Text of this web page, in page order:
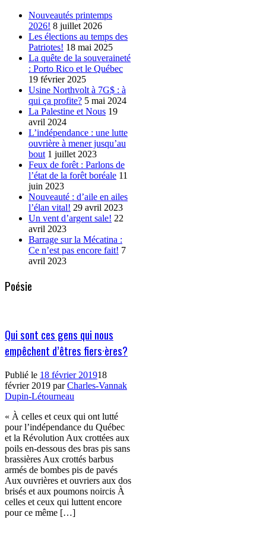
Nouveautés printemps
2026! 8 juillet 2026
Les élections au temps des
Patriotes! 18 mai 2025
La quête de la souveraineté
: Porto Rico et le Québec
19 février 2025
Usine Northvolt à 7G$ : à
qui ça profite? 5 mai 2024
La Palestine et Nous 19
avril 2024
L’indépendance : une lutte
ouvrière à mener jusqu’au
bout 1 juillet 2023
Feux de forêt : Parlons de
l’état de la forêt boréale 11
juin 2023
Nouveauté : d’aile en ailes
l’élan vital! 29 avril 2023
Un vent d’argent sale! 22
avril 2023
Barrage sur la Mécatina :
Ce n’est pas encore fait! 7
avril 2023
Poésie
Qui sont ces gens qui nous
empêchent d’êtres fiers·ères?
Publié le 18 février 201918
février 2019 parCharles-Vannak
Dupin-Létourneau
« À celles et ceux qui ont lutté
pour l’indépendance du Québec
et la Révolution Aux crottées aux
poils en-dessous des bras pis sans
brassières Aux crottés barbus
armés de bombes pis de pavés
Aux ouvrières et ouvriers aux dos
brisés et aux poumons noircis À
celles et ceux qui luttent encore
pour ce même […]